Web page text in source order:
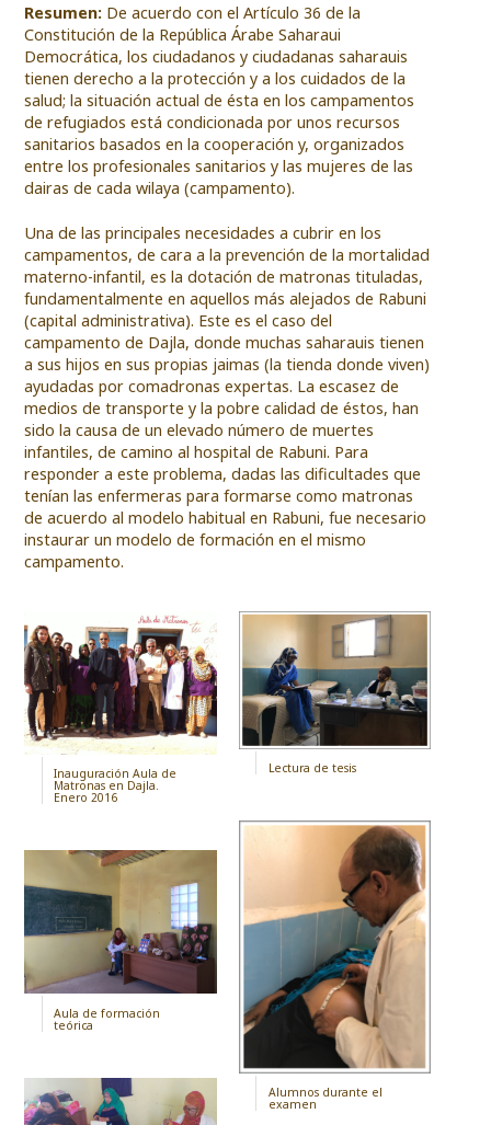
Resumen: De acuerdo con el Artículo 36 de la
Constitución de la República Árabe Saharaui
Democrática, los ciudadanos y ciudadanas saharauis
tienen derecho a la protección y a los cuidados de la
salud; la situación actual de ésta en los campamentos
de refugiados está condicionada por unos recursos
sanitarios basados en la cooperación y, organizados
entre los profesionales sanitarios y las mujeres de las
dairas de cada wilaya (campamento).
Una de las principales necesidades a cubrir en los
campamentos, de cara a la prevención de la mortalidad
materno-infantil, es la dotación de matronas tituladas,
fundamentalmente en aquellos más alejados de Rabuni
(capital administrativa). Este es el caso del
campamento de Dajla, donde muchas saharauis tienen
a sus hijos en sus propias jaimas (la tienda donde viven)
ayudadas por comadronas expertas. La escasez de
medios de transporte y la pobre calidad de éstos, han
sido la causa de un elevado número de muertes
infantiles, de camino al hospital de Rabuni. Para
responder a este problema, dadas las dificultades que
tenían las enfermeras para formarse como matronas
de acuerdo al modelo habitual en Rabuni, fue necesario
instaurar un modelo de formación en el mismo
campamento.
Inauguración Aula de
Matronas en Dajla.
Enero 2016
Aula de formación
teórica
Lectura de tesis
Alumnos durante el
examen